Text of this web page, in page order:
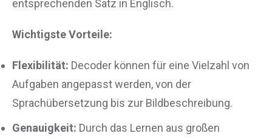
entsprechenden Satz in Englisch.
Wichtigste Vorteile:
Flexibilität: Decoder können für eine Vielzahl von
Aufgaben angepasst werden, von der
Sprachübersetzung bis zur Bildbeschreibung.
Genauigkeit: Durch das Lernen aus großen